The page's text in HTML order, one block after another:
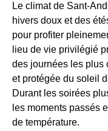
Le climat de Sant-
hivers doux et des
pour profiter
lieu de vie privilégié
des journées les plus
et protégée du soleil
Durant les soirées
les moments passés
de température.